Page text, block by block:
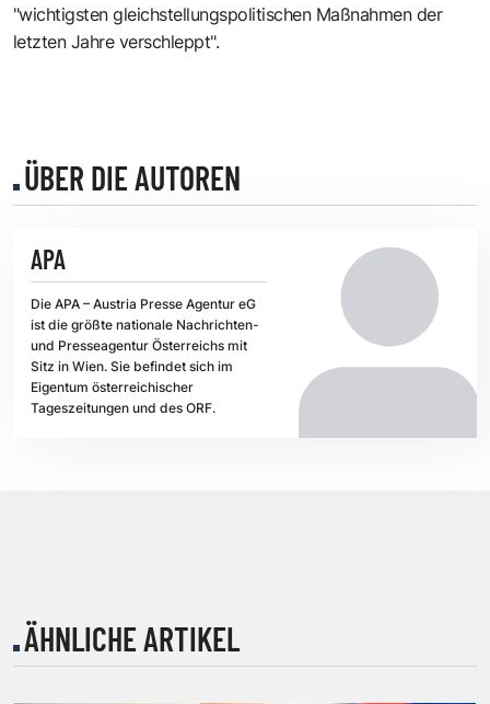
"wichtigsten gleichstellungspolitischen Maßnahmen der
letzten Jahre verschleppt".
ÜBER DIE AUTOREN
APA
Die APA – Austria Presse Agentur eG
ist die größte nationale Nachrichten-
und Presseagentur Österreichs mit
Sitz in Wien. Sie befindet sich im
Eigentum österreichischer
Tageszeitungen und des ORF.
ÄHNLICHE ARTIKEL